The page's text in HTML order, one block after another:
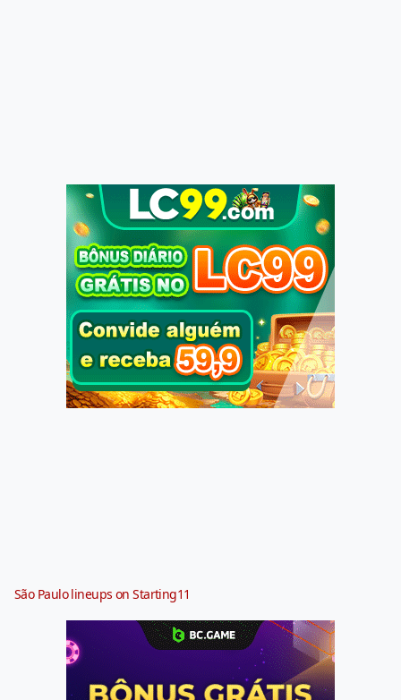
São Paulo lineups on Starting11